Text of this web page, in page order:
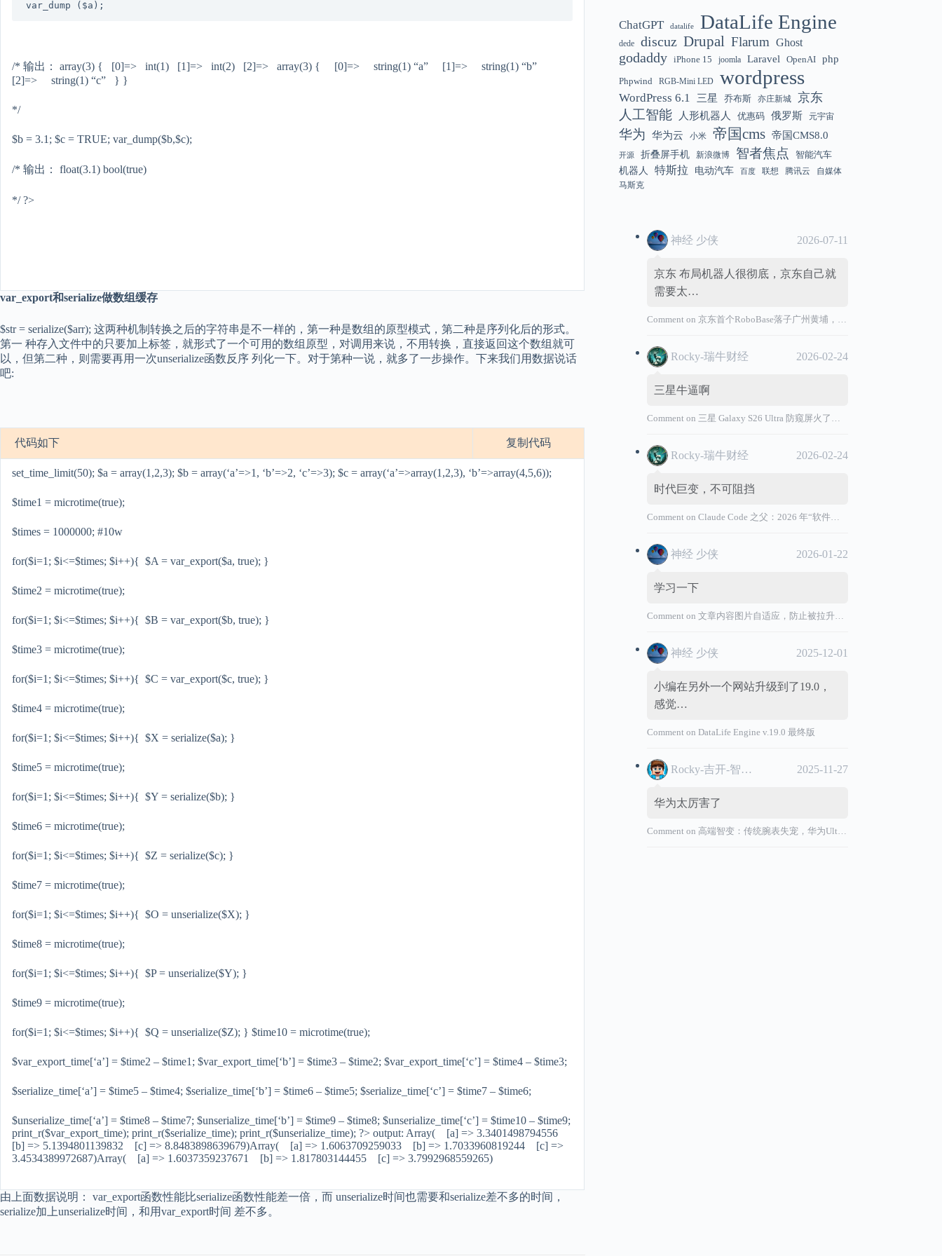
var_dump ($a);
/* 输出： array(3) { [0]=> int(1) [1]=> int(2) [2]=> array(3) { [0]=> string(1) “a” [1]=> string(1) “b”
[2]=> string(1) “c” } }
*/
$b = 3.1; $c = TRUE; var_dump($b,$c);
/* 输出： float(3.1) bool(true)
*/ ?>
var_export和serialize做数组缓存
$str = serialize($arr); 这两种机制转换之后的字符串是不一样的，第一种是数组的原型模式，第二种是序列化后的形式。
第一 种存入文件中的只要加上标签，就形式了一个可用的数组原型，对调用来说，不用转换，直接返回这个数组就可
以，但第二种，则需要再用一次unserialize函数反序 列化一下。对于第种一说，就多了一步操作。下来我们用数据说话
吧:
代码如下 复制代码
set_time_limit(50); $a = array(1,2,3); $b = array(‘a’=>1, ‘b’=>2, ‘c’=>3); $c = array(‘a’=>array(1,2,3), ‘b’=>array(4,5,6));
$time1 = microtime(true);
$times = 1000000; #10w
for($i=1; $i<=$times; $i++){ $A = var_export($a, true); }
$time2 = microtime(true);
for($i=1; $i<=$times; $i++){ $B = var_export($b, true); }
$time3 = microtime(true);
for($i=1; $i<=$times; $i++){ $C = var_export($c, true); }
$time4 = microtime(true);
for($i=1; $i<=$times; $i++){ $X = serialize($a); }
$time5 = microtime(true);
for($i=1; $i<=$times; $i++){ $Y = serialize($b); }
$time6 = microtime(true);
for($i=1; $i<=$times; $i++){ $Z = serialize($c); }
$time7 = microtime(true);
for($i=1; $i<=$times; $i++){ $O = unserialize($X); }
$time8 = microtime(true);
for($i=1; $i<=$times; $i++){ $P = unserialize($Y); }
$time9 = microtime(true);
for($i=1; $i<=$times; $i++){ $Q = unserialize($Z); } $time10 = microtime(true);
$var_export_time[‘a’] = $time2 – $time1; $var_export_time[‘b’] = $time3 – $time2; $var_export_time[‘c’] = $time4 – $time3;
$serialize_time[‘a’] = $time5 – $time4; $serialize_time[‘b’] = $time6 – $time5; $serialize_time[‘c’] = $time7 – $time6;
$unserialize_time[‘a’] = $time8 – $time7; $unserialize_time[‘b’] = $time9 – $time8; $unserialize_time[‘c’] = $time10 – $time9;
print_r($var_export_time); print_r($serialize_time); print_r($unserialize_time); ?> output: Array( [a] => 3.3401498794556
[b] => 5.1394801139832 [c] => 8.8483898639679)Array( [a] => 1.6063709259033 [b] => 1.7033960819244 [c] =>
3.4534389972687)Array( [a] => 1.6037359237671 [b] => 1.817803144455 [c] => 3.7992968559265)
由上面数据说明： var_export函数性能比serialize函数性能差一倍，而 unserialize时间也需要和serialize差不多的时间，
serialize加上unserialize时间，和用var_export时间 差不多。
12:01
Gemini 3.5 Flash 强化“AI 操作系统级代
理能力”
12:01
美国解除 Anthropic Fable / Mythos 模型
出口限制
ChatGPT datalife DataLife Engine
dede discuz Drupal Flarum Ghost
godaddy iPhone 15 joomla Laravel OpenAI php
Phpwind RGB-Mini LED wordpress
WordPress 6.1 三星 乔布斯 亦庄新城 京东
人工智能 人形机器人 优惠码 俄罗斯 元宇宙
华为 华为云 小米 帝国cms 帝国CMS8.0
开源 折叠屏手机 新浪微博 智者焦点
智能汽车
机器人
特斯拉 电动汽车 百度 联想 腾讯云
自媒体
马斯克
神经 少侠 2026-07-11
京东 布局机器人很彻底，京东自己就
需要太…
Comment on京东首个RoboBase落子广州黄埔，加码机器人产业基础设施布局
Rocky-瑞牛财经 2026-02-24
三星牛逼啊
Comment on 三星 Galaxy S26 Ultra 防窥屏火了，全球核心战略伙伴名单大曝光
Rocky-瑞牛财经 2026-02-24
时代巨变，不可阻挡
Comment onClaude Code 之父：2026 年“软件工程师”退出历史舞台
神经 少侠 2026-01-22
学习一下
Comment on文章内容图片自适应，防止被拉升变形
神经 少侠 2025-12-01
小编在另外一个网站升级到了19.0，
感觉…
Comment onDataLife Engine v.19.0 最终版
Rocky-吉开-智能汽车 2025-11-27
华为太厉害了
Comment on高端智变：传统腕表失宠，华为Ultimate系列“价值超车”